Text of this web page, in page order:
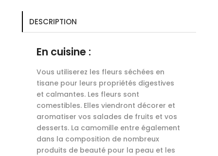
DESCRIPTION
En cuisine :
Vous utiliserez les fleurs séchées en
tisane pour leurs propriétés digestives
et calmantes. Les fleurs sont
comestibles. Elles viendront décorer et
aromatiser vos salades de fruits et vos
desserts. La camomille entre également
dans la composition de nombreux
produits de beauté pour la peau et les